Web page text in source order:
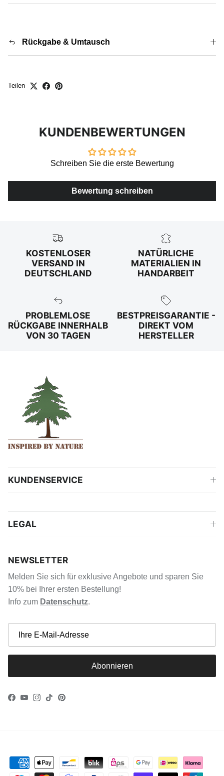
Rückgabe & Umtausch
Teilen
KUNDENBEWERTUNGEN
Schreiben Sie die erste Bewertung
Bewertung schreiben
KOSTENLOSER
VERSAND IN
DEUTSCHLAND
NATÜRLICHE
MATERIALIEN IN
HANDARBEIT
PROBLEMLOSE
RÜCKGABE INNERHALB
VON 30 TAGEN
BESTPREISGARANTIE -
DIREKT VOM
HERSTELLER
KUNDENSERVICE
LEGAL
NEWSLETTER
Melden Sie sich für exklusive Angebote und sparen Sie
10% bei Ihrer ersten Bestellung!
Info zum Datenschutz.
Abonnieren
Facebook
YouTube
Instagram
TikTokPinterest